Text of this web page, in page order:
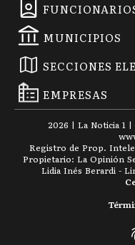
MUNICIPIOS
SECCIONES
EMPRESAS
2026 | La Noticia 1 |
Registro de Prop.
Propietario: La Opinión
Lidia Inés Berardi -